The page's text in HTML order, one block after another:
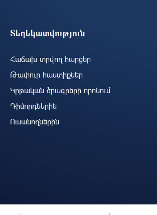
Տեղեկատվություն
Հաճախ տրվող հարցեր
Թափուր հաստիքներ
Կրթական ծրագրերի որոնում
Դիմորդներին
Ուսանողներին